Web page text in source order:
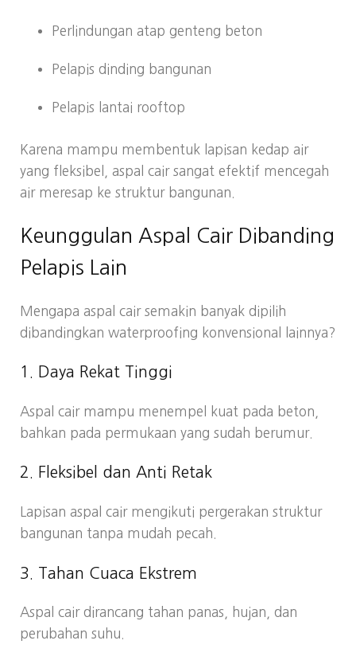
Perlindungan atap genteng beton
Pelapis dinding bangunan
Pelapis lantai rooftop
Karena mampu membentuk lapisan kedap air
yang fleksibel, aspal cair sangat efektif mencegah
air meresap ke struktur bangunan.
Keunggulan Aspal Cair Dibanding
Pelapis Lain
Mengapa aspal cair semakin banyak dipilih
dibandingkan waterproofing konvensional lainnya?
1. Daya Rekat Tinggi
Aspal cair mampu menempel kuat pada beton,
bahkan pada permukaan yang sudah berumur.
2. Fleksibel dan Anti Retak
Lapisan aspal cair mengikuti pergerakan struktur
bangunan tanpa mudah pecah.
3. Tahan Cuaca Ekstrem
Aspal cair dirancang tahan panas, hujan, dan
perubahan suhu.